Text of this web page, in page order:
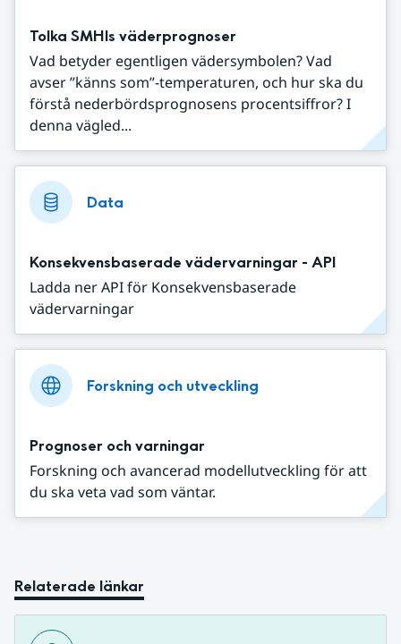
Tolka SMHIs väderprognoser
Vad betyder egentligen vädersymbolen? Vad
avser ”känns som”-temperaturen, och hur ska du
förstå nederbördsprognosens procentsiffror? I
denna vägled...
Data
Konsekvensbaserade vädervarningar - API
Ladda ner API för Konsekvensbaserade
vädervarningar
Forskning och utveckling
Prognoser och varningar
Forskning och avancerad modellutveckling för att
du ska veta vad som väntar.
Relaterade länkar